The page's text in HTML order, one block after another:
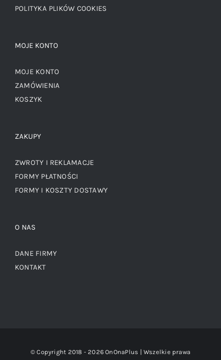
POLITYKA PLIKÓW COOKIES
MOJE KONTO
MOJE KONTO
ZAMÓWIENIA
KOSZYK
ZAKUPY
ZWROTY I REKLAMACJE
FORMY PŁATNOŚCI
FORMY I KOSZTY DOSTAWY
O NAS
DANE FIRMY
KONTAKT
© Copyright 2018 -2026 OnOnaPlus | Wszelkie prawa